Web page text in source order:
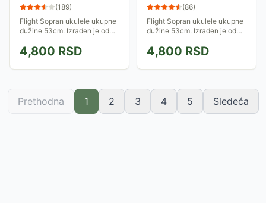
(189)
Flight Sopran ukulele ukupne
dužine 53cm. Izrađen je od
javorovog drveta.
4,800 RSD
(86)
Flight Sopran ukulele ukupne
dužine 53cm. Izrađen je od
javorovog drveta.
4,800 RSD
Prethodna 1 2 3 4 5 Sledeća